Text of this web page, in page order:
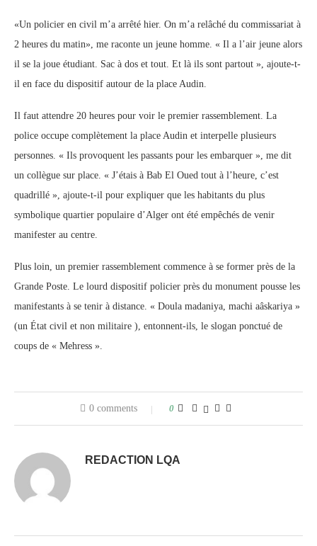
«Un policier en civil m’a arrêté hier. On m’a relâché du commissariat à
2 heures du matin», me raconte un jeune homme. « Il a l’air jeune alors
il se la joue étudiant. Sac à dos et tout. Et là ils sont partout », ajoute-t-
il en face du dispositif autour de la place Audin.
Il faut attendre 20 heures pour voir le premier rassemblement. La
police occupe complètement la place Audin et interpelle plusieurs
personnes. « Ils provoquent les passants pour les embarquer », me dit
un collègue sur place. « J’étais à Bab El Oued tout à l’heure, c’est
quadrillé », ajoute-t-il pour expliquer que les habitants du plus
symbolique quartier populaire d’Alger ont été empêchés de venir
manifester au centre.
Plus loin, un premier rassemblement commence à se former près de la
Grande Poste. Le lourd dispositif policier près du monument pousse les
manifestants à se tenir à distance. « Doula madaniya, machi aâskariya »
(un État civil et non militaire ), entonnent-ils, le slogan ponctué de
coups de « Mehress ».
0 comments 0
REDACTION LQA